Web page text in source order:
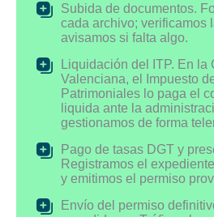
Subida de documentos.
cada archivo; verificamos
avisamos si falta algo.
Liquidación del ITP. En la
Valenciana, el Impuesto
Patrimoniales lo paga el
liquida ante la
gestionamos de forma
Pago de tasas DGT y
Registramos el
y emitimos el permiso
Envío del permiso